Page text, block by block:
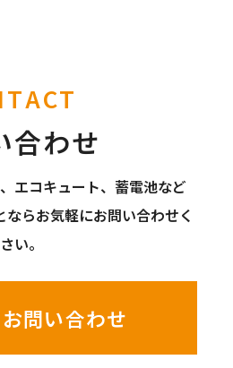
合わせ
エコキュート、蓄電池など
らお気軽にお問い合わせく
い。
問い合わせ